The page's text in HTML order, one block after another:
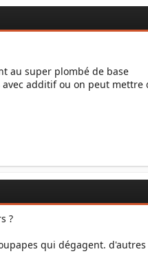
au super plombé de base
additif ou on peut mettre
?
qui dégagent.